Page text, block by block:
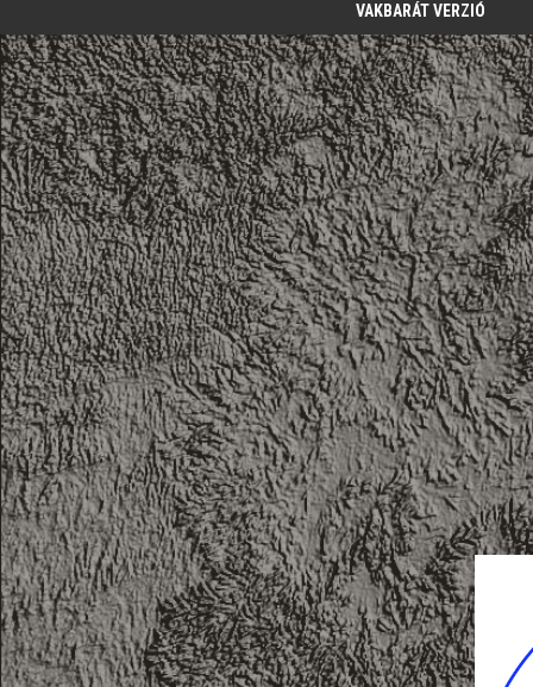
VAKBARÁT VERZIÓ